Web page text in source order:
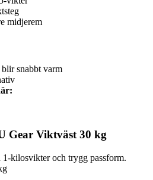
midjerem
snabbt varm
Gear Viktväst 30 kg
kilosvikter och trygg passform.